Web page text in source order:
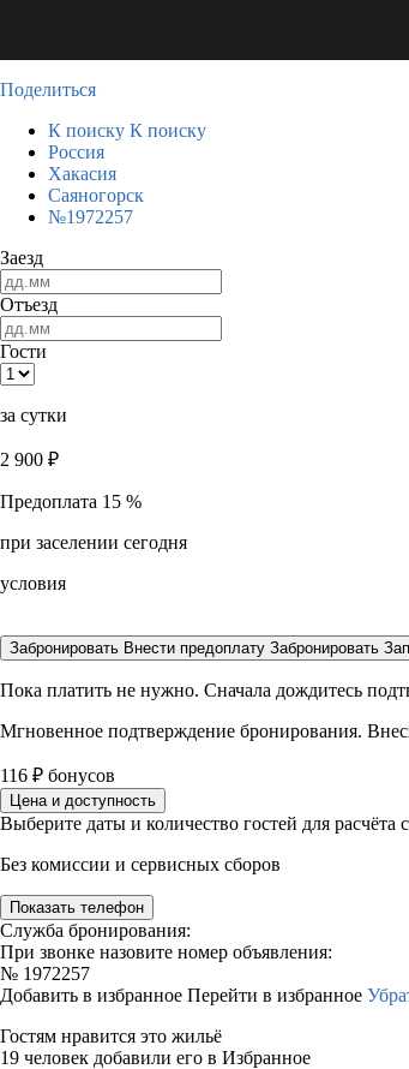
Поделиться
К поиску К поиску
Россия
Хакасия
Саяногорск
№1972257
Заезд
Отъезд
Гости
за сутки
2 900 ₽
Предоплата 15 %
при заселении сегодня
условия
Забронировать Внести предоплату Забронировать
Пока платить не нужно. Сначала дождитесь
Мгновенное подтверждение бронирования.
116 ₽ бонусов
Цена и доступность
Выберите даты и количество гостей для
Без комиссии и сервисных сборов
Показать телефон
Служба бронирования:
При звонке назовите номер объявления:
№ 1972257
Добавить в избранное Перейти в избранное
Гостям нравится это жильё
19 человек добавили его в Избранное